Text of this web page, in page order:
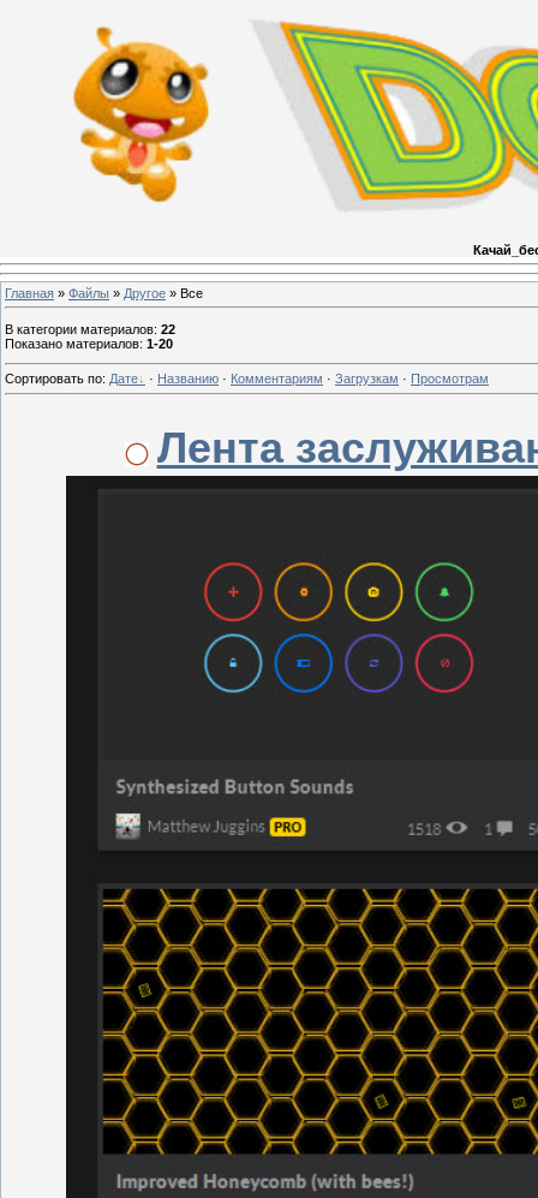
Главная » Файлы » Другое » Все
В категории материалов: 22
Показано материалов: 1-20
Сортировать по: Дате · Названию · Комментариям · Загрузкам · Просмотрам
Лента